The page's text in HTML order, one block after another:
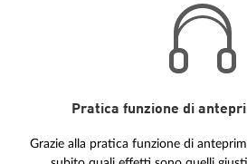
Pratica funzione di
Grazie alla pratica funzione di